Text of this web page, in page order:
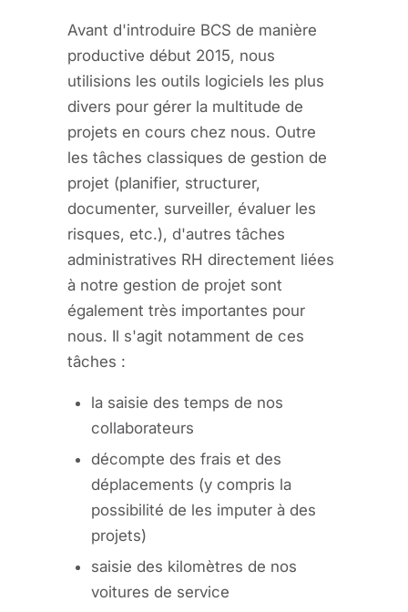
Avant d'introduire BCS de manière
productive début 2015, nous
utilisions les outils logiciels les plus
divers pour gérer la multitude de
projets en cours chez nous. Outre
les tâches classiques de gestion de
projet (planifier, structurer,
documenter, surveiller, évaluer les
risques, etc.), d'autres tâches
administratives RH directement liées
à notre gestion de projet sont
également très importantes pour
nous. Il s'agit notamment de ces
tâches :
la saisie des temps de nos
collaborateurs
décompte des frais et des
déplacements (y compris la
possibilité de les imputer à des
projets)
saisie des kilomètres de nos
voitures de service